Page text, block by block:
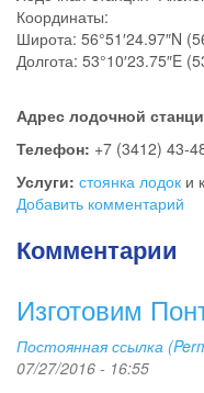
Координаты:
Широта: 56°51′24.97″N
Долгота: 53°10′23.75″E
Адрес лодочной
Телефон: +7 (3412) 43-
Услуги: стоянка лодок и
Добавить комментарий
Комментарии
Изготовим
Постоянная ссылка
07/27/2016 - 16:55